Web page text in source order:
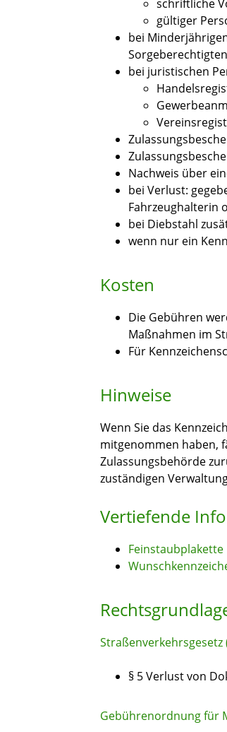
schriftliche
gültiger
bei
Sorgeberechtigten
bei juristischen
Nachweis über
bei Verlust:
Fahrzeughalterin
bei Diebstahl
wenn nur ein
Kosten
Die Gebühren
Maßnahmen im
Für
Hinweise
Wenn Sie das
mitgenommen haben,
Zulassungsbehörde
zuständigen
Vertiefende
Feinstaubplakette
Straßenverkehrsgesetz
§ 5 Verlust von
Gebührenordnung für